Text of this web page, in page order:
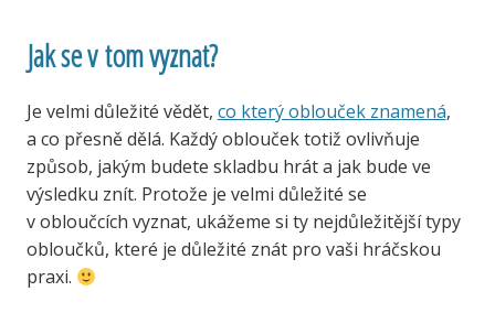
Jak se v tom vyznat?
Je velmi důležité vědět, co který oblouček znamená,
a co přesně dělá. Každý oblouček totiž ovlivňuje
způsob, jakým budete skladbu hrát a jak bude ve
výsledku znít. Protože je velmi důležité se
v obloučcích vyznat, ukážeme si ty nejdůležitější typy
obloučků, které je důležité znát pro vaši hráčskou
praxi.